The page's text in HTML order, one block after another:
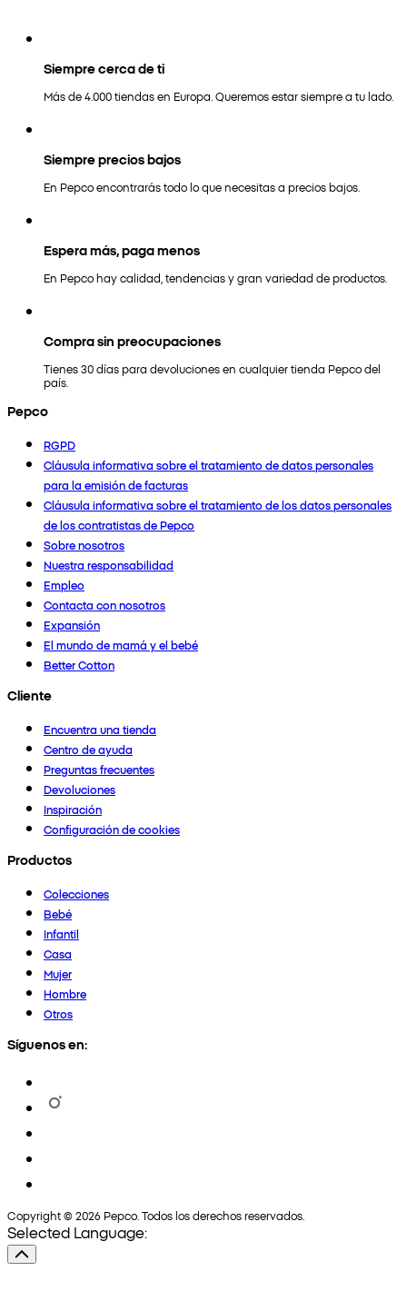
Siempre cerca de ti
Más de 4.000 tiendas en Europa. Queremos estar siempre a tu lado.
Siempre precios bajos
En Pepco encontrarás todo lo que necesitas a precios bajos.
Espera más, paga menos
En Pepco hay calidad, tendencias y gran variedad de productos.
Compra sin preocupaciones
Tienes 30 días para devoluciones en cualquier tienda Pepco del
país.
Pepco
RGPD
Cláusula informativa sobre el tratamiento de datos personales
para la emisión de facturas
Cláusula informativa sobre el tratamiento de los datos personales
de los contratistas de Pepco
Sobre nosotros
Nuestra responsabilidad
Empleo
Contacta con nosotros
Expansión
El mundo de mamá y el bebé
Better Cotton
Cliente
Encuentra una tienda
Centro de ayuda
Preguntas frecuentes
Devoluciones
Inspiración
Configuración de cookies
Productos
Colecciones
Bebé
Infantil
Casa
Mujer
Hombre
Otros
Síguenos en:
Copyright © 2026 Pepco. Todos los derechos reservados.
Selected Language: